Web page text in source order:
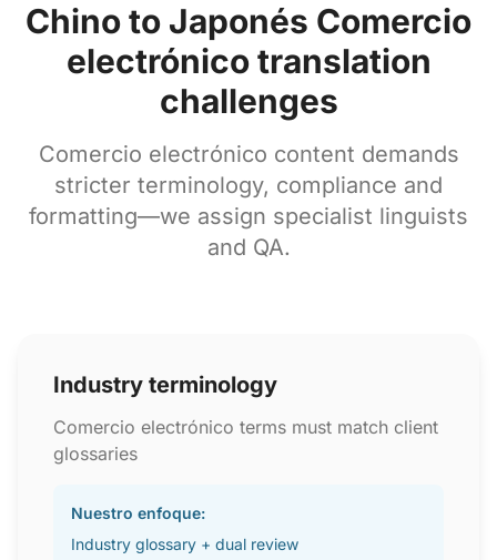
Chino to Japonés Comercio
electrónico translation
challenges
Comercio electrónico content demands
stricter terminology, compliance and
formatting—we assign specialist linguists
and QA.
Industry terminology
Comercio electrónico terms must match client
glossaries
Nuestro enfoque:
Industry glossary + dual review